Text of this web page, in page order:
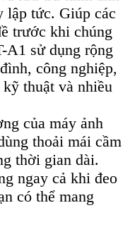
lập tức. Giúp các
trước khi chúng
A1 sử dụng rộng
công nghiệp,
kỹ thuật và nhiều
của máy ảnh
ùng thoải mái cầm
thời gian dài.
ngay cả khi đeo
có thể mang